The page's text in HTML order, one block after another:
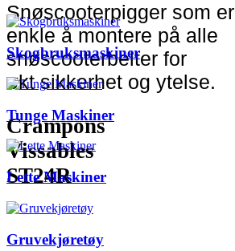
Snøscooterpigger som er
enkle å montere på alle
snøscooterbelter for
økt sikkerhet og ytelse.
Crampons
Vissables
ST24R
Skogbruksmaskiner
Tunge Maskiner
Lette Maskiner
Gruvekjøretøy